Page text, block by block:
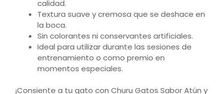
calidad.
Textura suave y cremosa que se deshace en
la boca.
Sin colorantes ni conservantes artificiales.
Ideal para utilizar durante las sesiones de
entrenamiento o como premio en
momentos especiales.
¡Consiente a tu gato con Churu Gatos Sabor Atún y